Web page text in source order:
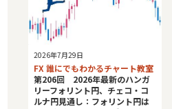
2026年7月29日
FX 誰にでもわかるチャート教室
第206回 2026年最新のハンガ
リーフォリント円、チェコ・コ
ルナ円見通し：フォリント円は